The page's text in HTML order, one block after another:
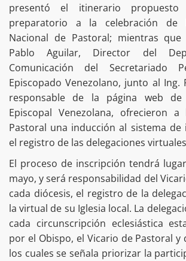
presentó el itinerario propuesto
preparatorio a la celebración de
Nacional de Pastoral; mientras
Pablo Aguilar, Director del
Comunicación del Secretariado
Episcopado Venezolano, junto al Ing.
responsable de la página web de
Episcopal Venezolana, ofrecieron
Pastoral una inducción al sistema de
el registro de las delegaciones
El proceso de inscripción tendrá
mayo, y será responsabilidad del
cada diócesis, el registro de la
la virtual de su Iglesia local. La
cada circunscripción eclesiástica
por el Obispo, el Vicario de Pastoral y
los cuales se señala priorizar la